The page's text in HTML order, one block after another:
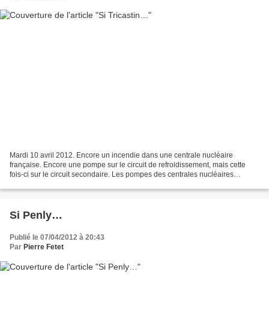
Mardi 10 avril 2012. Encore un incendie dans une centrale nucléaire
française. Encore une pompe sur le circuit de refroidissement, mais cette
fois-ci sur le circuit secondaire. Les pompes des centrales nucléaires
Si Penly…
Publié le 07/04/2012 à 20:43
Par Pierre Fetet